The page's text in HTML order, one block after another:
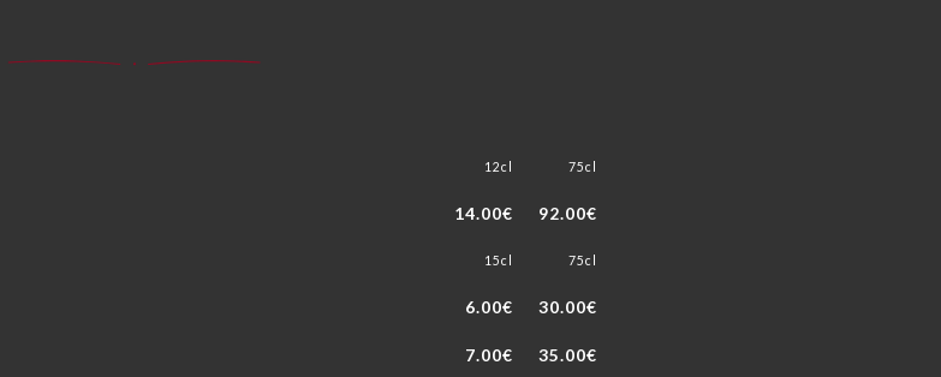
12cl 75cl
14.00€ 92.00€
15cl 75cl
6.00€ 30.00€
7.00€ 35.00€